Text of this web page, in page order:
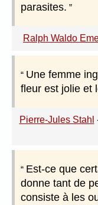
parasites.
Ralph Waldo
Une femme
fleur est jolie et
Pierre-Jules Stahl
Est-ce que
donne tant de
consiste à les